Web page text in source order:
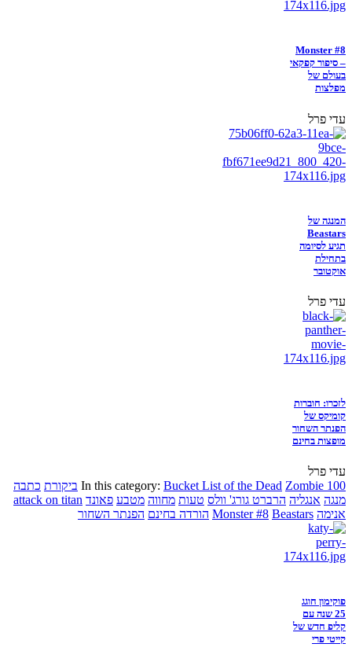
Monster #8
– סיפור קפקאי
בעולם של
מפלצות
עדי פרל
המנגה של
Beastars
תגיע לסיומה
בתחילת
אוקטובר
עדי פרל
לזכרו: חוברות
קומיקס של
הפנתר השחור
מופצות בחינם
עדי פרל
In this category: Bucket List of the Dead Zombie 100 ביקורת כתבה
מנגה אנגליה הרברט גורג' וולס טעות מחווה מטבע פאונד attack on titan
אנימה
Monster #8 Beastars הורדה בחינם הפנתר השחור
פוקימון חוגג
25 שנה עם
קליפ חדש של
קייטי פרי